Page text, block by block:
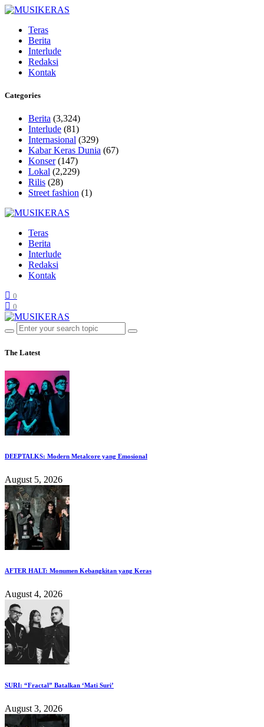
Teras
Berita
Interlude
Redaksi
Kontak
Categories
Berita (3,324)
Interlude (81)
Internasional (329)
Kabar Keras Dunia (67)
Konser(147)
Lokal (2,229)
Rilis (28)
Street fashion (1)
Teras
Berita
Interlude
Redaksi
Kontak
0
0
The Latest
DEEPTALKS: Modern Metalcore yang Emosional
August 5, 2026
AFTER HALT: Monumen Kebangkitan yang Keras
August 4, 2026
SURI: “Fractal” Batalkan ‘Mati Suri’
August 3, 2026